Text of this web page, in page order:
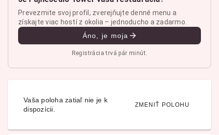
Prevezmite svoj profil, zverejňujte denné menu a
získajte viac hostí z okolia – jednoducho a zadarmo.
Áno, je moja
Registrácia trvá pár minút.
Vaša poloha zatiaľ nie je k
dispozícii.
ZMENIŤ POLOHU